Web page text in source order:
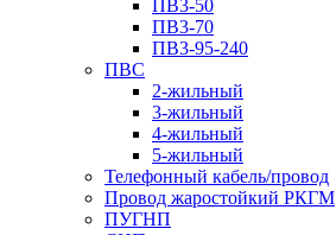
ПВ3-50
ПВ3-70
ПВ3-95-240
ПВС
2-жильный
3-жильный
4-жильный
5-жильный
Телефонный кабель/провод
Провод жаростойкий РКГМ
ПУГНП